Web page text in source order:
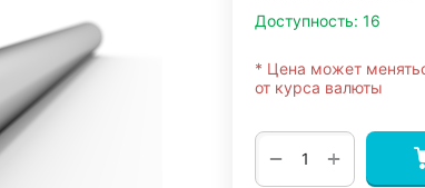
Доступность: 16
* Цена может
от курса валюты
+
−